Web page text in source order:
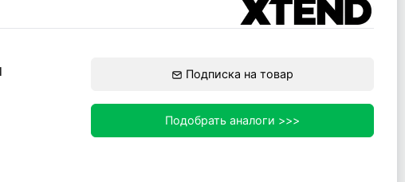
Подписка на товар
Подобрать аналоги >>>